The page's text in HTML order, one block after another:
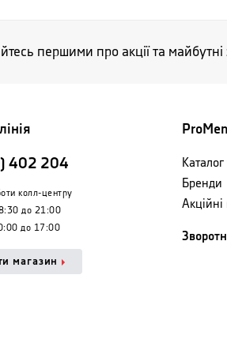
першими про акції та майбутні
402 204
колл-центру
до 21:00
до 17:00
магазин
Каталог
Бренди
Акційні